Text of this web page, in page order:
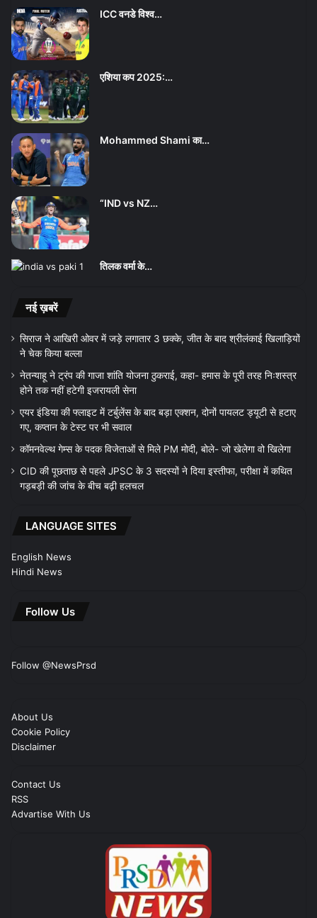
ICC वनडे विश्व…
एशिया कप 2025:…
Mohammed Shami का…
“IND vs NZ…
तिलक वर्मा के…
नई ख़बरें
सिराज ने आखिरी ओवर में जड़े लगातार 3 छक्के, जीत के बाद श्रीलंकाई खिलाड़ियों
ने चेक किया बल्ला
नेतन्याहू ने ट्रंप की गाजा शांति योजना ठुकराई, कहा- हमास के पूरी तरह निःशस्त्र
होने तक नहीं हटेगी इजरायली सेना
एयर इंडिया की फ्लाइट में टर्बुलेंस के बाद बड़ा एक्शन, दोनों पायलट ड्यूटी से हटाए
गए, कप्तान के टेस्ट पर भी सवाल
कॉमनवेल्थ गेम्स के पदक विजेताओं से मिले PM मोदी, बोले- जो खेलेगा वो खिलेगा
CID की पूछताछ से पहले JPSC के 3 सदस्यों ने दिया इस्तीफा, परीक्षा में कथित
गड़बड़ी की जांच के बीच बढ़ी हलचल
LANGUAGE SITES
English News
Hindi News
Follow Us
Follow @NewsPrsd
About Us
Cookie Policy
Disclaimer
Contact Us
RSS
Advartise With Us